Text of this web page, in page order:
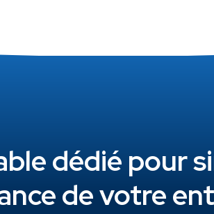
dédié pour
de votre